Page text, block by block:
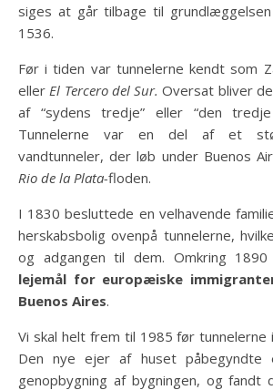
siges at går tilbage til
1536.
Før i tiden var tunnelerne kendt som
eller El Tercero del Sur. Oversat bliver
af “sydens tredje” eller “den
Tunnelerne var en del af et
vandtunneler, der løb under Buenos
Rio de la Plata-floden.
I 1830 besluttede en velhavende
herskabsbolig ovenpå ​​tunnelerne,
og adgangen til dem. Omkring
lejemål for europæiske
Buenos Aires.
Vi skal helt frem til 1985 før tunnelerne
Den nye ejer af huset påbegyndte
genopbygning af bygningen, og fandt